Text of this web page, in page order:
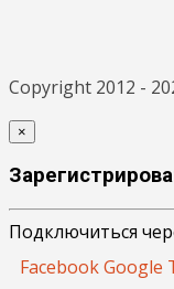
Copyright 2012 -
×
Подключиться
FacebookGoogle